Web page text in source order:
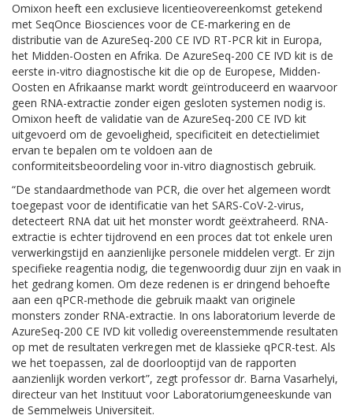
Omixon heeft een exclusieve licentieovereenkomst getekend
met SeqOnce Biosciences voor de CE-markering en de
distributie van de AzureSeq-200 CE IVD RT-PCR kit in Europa,
het Midden-Oosten en Afrika. De AzureSeq-200 CE IVD kit is de
eerste in-vitro diagnostische kit die op de Europese, Midden-
Oosten en Afrikaanse markt wordt geïntroduceerd en waarvoor
geen RNA-extractie zonder eigen gesloten systemen nodig is.
Omixon heeft de validatie van de AzureSeq-200 CE IVD kit
uitgevoerd om de gevoeligheid, specificiteit en detectielimiet
ervan te bepalen om te voldoen aan de
conformiteitsbeoordeling voor in-vitro diagnostisch gebruik.
“De standaardmethode van PCR, die over het algemeen wordt
toegepast voor de identificatie van het SARS-CoV-2-virus,
detecteert RNA dat uit het monster wordt geëxtraheerd. RNA-
extractie is echter tijdrovend en een proces dat tot enkele uren
verwerkingstijd en aanzienlijke personele middelen vergt. Er zijn
specifieke reagentia nodig, die tegenwoordig duur zijn en vaak in
het gedrang komen. Om deze redenen is er dringend behoefte
aan een qPCR-methode die gebruik maakt van originele
monsters zonder RNA-extractie. In ons laboratorium leverde de
AzureSeq-200 CE IVD kit volledig overeenstemmende resultaten
op met de resultaten verkregen met de klassieke qPCR-test. Als
we het toepassen, zal de doorlooptijd van de rapporten
aanzienlijk worden verkort”, zegt professor dr. Barna Vasarhelyi,
directeur van het Instituut voor Laboratoriumgeneeskunde van
de Semmelweis Universiteit.